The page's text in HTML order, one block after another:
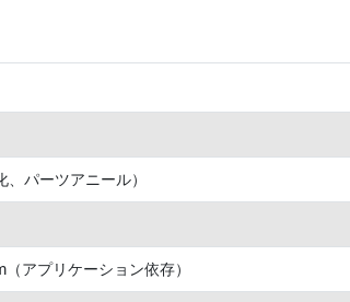
パーツアニール）
アプリケーション依存）